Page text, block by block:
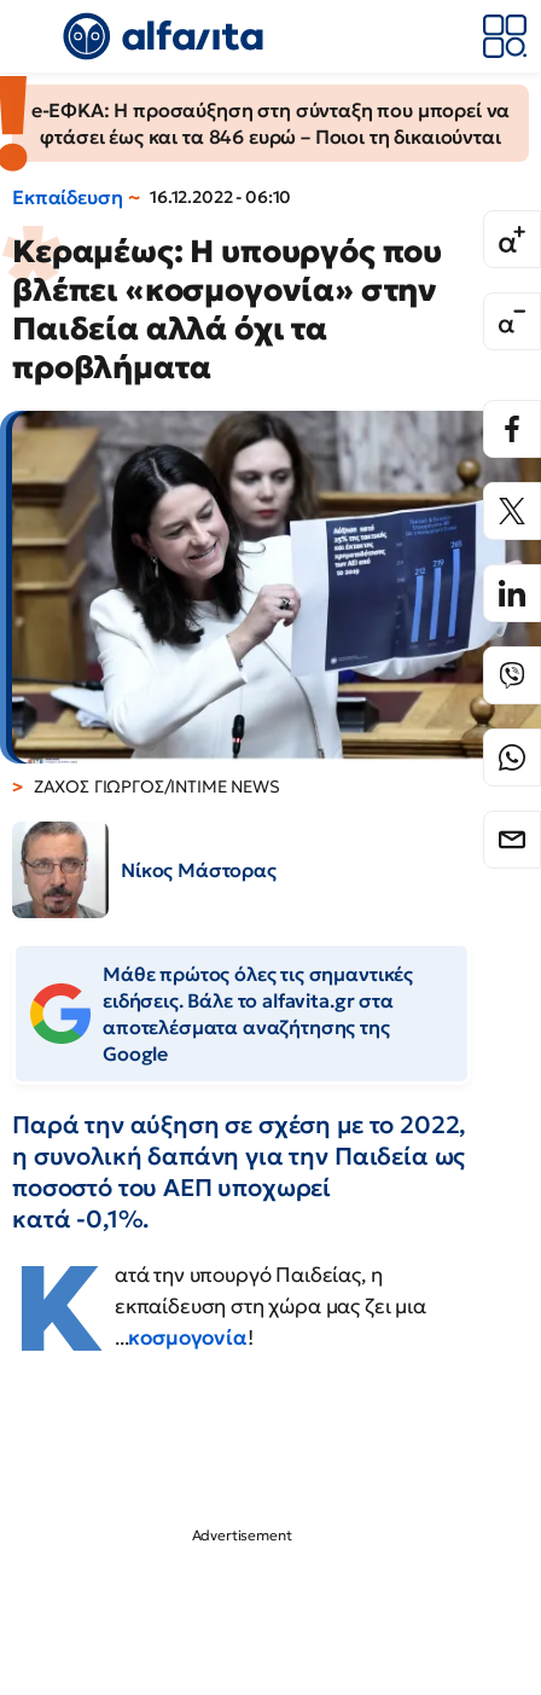
e-ΕΦΚΑ: Η προσαύξηση στη σύνταξη που μπορεί να
φτάσει έως και τα 846 ευρώ – Ποιοι τη δικαιούνται
Εκπαίδευση 16.12.2022 - 06:10
Κεραμέως: Η υπουργός που
βλέπει «κοσμογονία» στην
Παιδεία αλλά όχι τα
προβλήματα
ΖΑΧΟΣ ΓΙΩΡΓΟΣ/INTIME NEWS
Νίκος Μάστορας
Μάθε πρώτος όλες τις σημαντικές
ειδήσεις. Βάλε το alfavita.gr στα
αποτελέσματα αναζήτησης της
Google
Παρά την αύξηση σε σχέση με το 2022,
η συνολική δαπάνη για την Παιδεία ως
ποσοστό του ΑΕΠ υποχωρεί
κατά -0,1%.
Κ ατά την υπουργό Παιδείας, η
εκπαίδευση στη χώρα μας ζει μια
...κοσμογονία!